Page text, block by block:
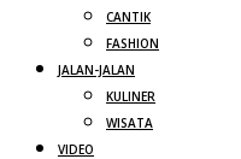
CANTIK
FASHION
JALAN-JALAN
KULINER
WISATA
VIDEO